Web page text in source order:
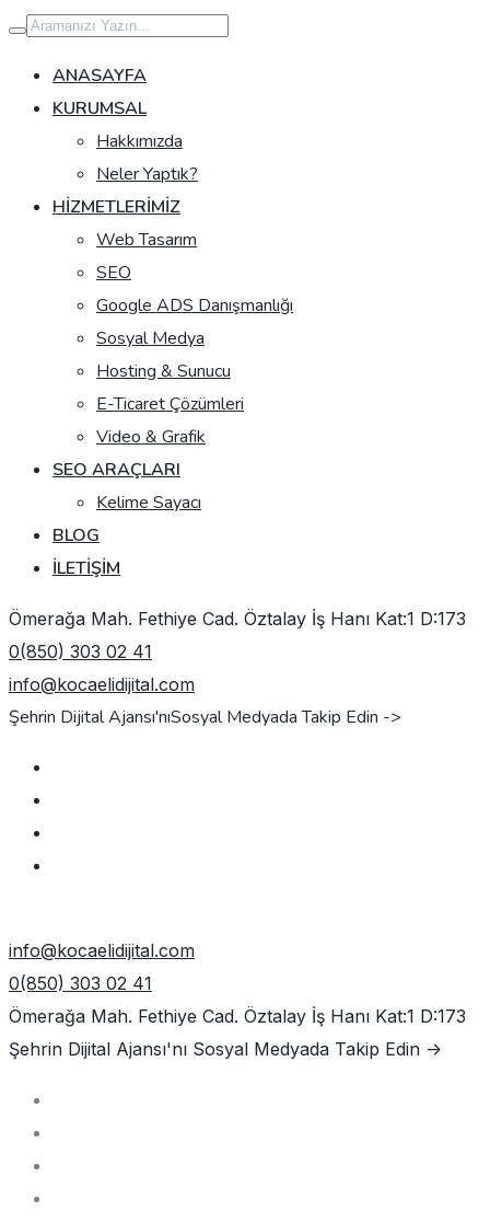
İçeriğe
geç
ANASAYFA
KURUMSAL
Hakkımızda
Neler Yaptık?
HIZMETLERIMIZ
Web Tasarım
SEO
Google ADS Danışmanlığı
Sosyal Medya
Hosting & Sunucu
E-Ticaret Çözümleri
Video & Grafik
SEO ARAÇLARI
Kelime Sayacı
BLOG
İLETIŞIM
Ömerağa Mah. Fethiye Cad. Öztalay İş Hanı Kat:1 D:173
0(850) 303 02 41
info@kocaelidijital.com
Şehrin Dijital Ajansı'nıSosyal Medyada Takip Edin ->
info@kocaelidijital.com
0(850) 303 02 41
Ömerağa Mah. Fethiye Cad. Öztalay İş Hanı Kat:1 D:173
Şehrin Dijital Ajansı'nı Sosyal Medyada Takip Edin ->